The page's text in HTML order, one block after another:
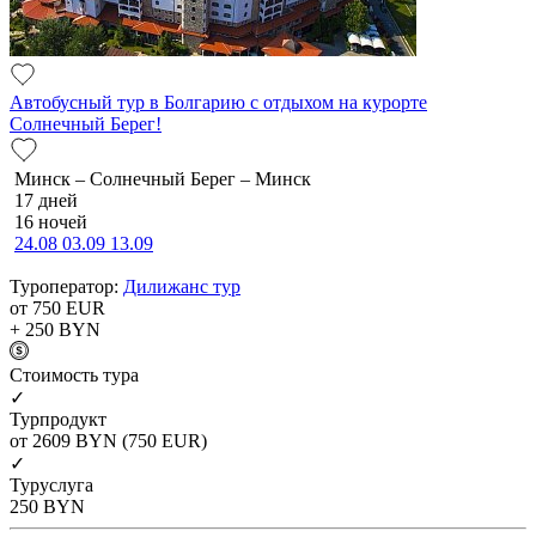
Автобусный тур в Болгарию с отдыхом на курорте
Солнечный Берег!
Минск – Солнечный Берег – Минск
17 дней
16 ночей
24.08 03.09 13.09
Туроператор: Дилижанс тур
от 750 EUR
+ 250 BYN
Cтоимость тура
✓
Турпродукт
от 2609 BYN (750 EUR)
✓
Туруслуга
250 BYN